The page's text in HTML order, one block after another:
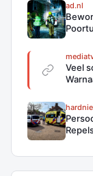
ad.nl
Veel